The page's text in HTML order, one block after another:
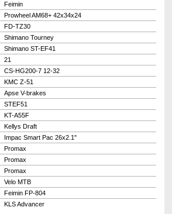
Feimin
Prowheel AM68+ 42x34x24
FD-TZ30
Shimano Tourney
Shimano ST-EF41
21
CS-HG200-7 12-32
KMC Z-51
Apse V-brakes
STEF51
KT-A55F
Kellys Draft
Impac Smart Pac 26x2.1"
Promax
Promax
Promax
Velo MTB
Feimin FP-804
KLS Advancer